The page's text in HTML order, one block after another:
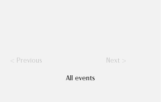
< Previous
All events
Next >